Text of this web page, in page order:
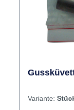
Variante: